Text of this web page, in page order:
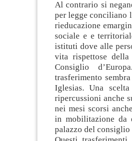
Al contrario si
per legge conciliano
rieducazione
sociale e e
istituti dove alle
vita rispettose
Consiglio
trasferimento
Iglesias. Una
ripercussioni anche
nei mesi scorsi
in mobilitazione da
palazzo del consiglio